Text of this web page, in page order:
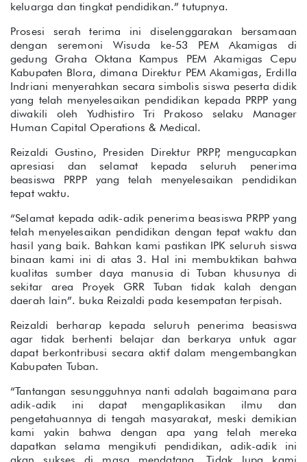
keluarga dan tingkat pendidikan.” tutupnya.
Prosesi serah terima ini diselenggarakan bersamaan
dengan seremoni Wisuda ke-53 PEM Akamigas di
gedung Graha Oktana Kampus PEM Akamigas Cepu
Kabupaten Blora, dimana Direktur PEM Akamigas, Erdilla
Indriani menyerahkan secara simbolis siswa peserta didik
yang telah menyelesaikan pendidikan kepada PRPP yang
diwakili oleh Yudhistiro Tri Prakoso selaku Manager
Human Capital Operations & Medical.
Reizaldi Gustino, Presiden Direktur PRPP, mengucapkan
apresiasi dan selamat kepada seluruh penerima
beasiswa PRPP yang telah menyelesaikan pendidikan
tepat waktu.
“Selamat kepada adik-adik penerima beasiswa PRPP yang
telah menyelesaikan pendidikan dengan tepat waktu dan
hasil yang baik. Bahkan kami pastikan IPK seluruh siswa
binaan kami ini di atas 3. Hal ini membuktikan bahwa
kualitas sumber daya manusia di Tuban khusunya di
sekitar area Proyek GRR Tuban tidak kalah dengan
daerah lain”. buka Reizaldi pada kesempatan terpisah.
Reizaldi berharap kepada seluruh penerima beasiswa
agar tidak berhenti belajar dan berkarya untuk agar
dapat berkontribusi secara aktif dalam mengembangkan
Kabupaten Tuban.
“Tantangan sesungguhnya nanti adalah bagaimana para
adik-adik ini dapat mengaplikasikan ilmu dan
pengetahuannya di tengah masyarakat, meski demikian
kami yakin bahwa dengan apa yang telah mereka
dapatkan selama mengikuti pendidikan, adik-adik ini